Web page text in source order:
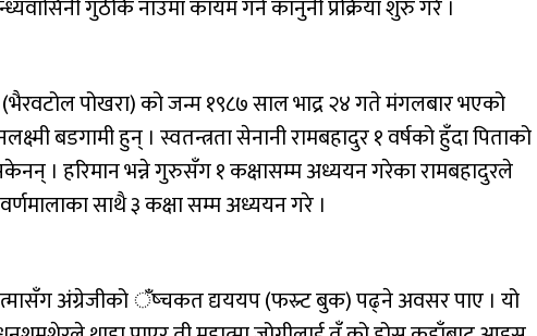
गुठीकै नाउँमा कायम गर्न कानुनी प्रक्रिया शुरु गरे ।
(भैरवटोल पोखरा) को जन्म १९८७ साल भाद्र २४ गते मंगलबार भएको
बडगामी हुन् । स्वतन्त्रता सेनानी रामबहादुर १ वर्षको हुँदा पिताको
। हरिमान भन्ने गुरुसँग १ कक्षासम्म अध्ययन गरेका रामबहादुरले
साथै ३ कक्षा सम्म अध्ययन गरे ।
अंग्रेजीको ँष्चकत द्यययप (फस्र्ट बुक) पढ्ने अवसर पाए । यो